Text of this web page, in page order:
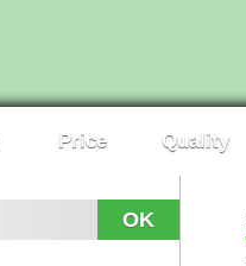
Price Quality
OK